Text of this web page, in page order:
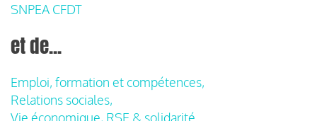
SNPEA CFDT
et de...
Emploi, formation et compétences,
Relations sociales,
Vie économique, RSE & solidarité